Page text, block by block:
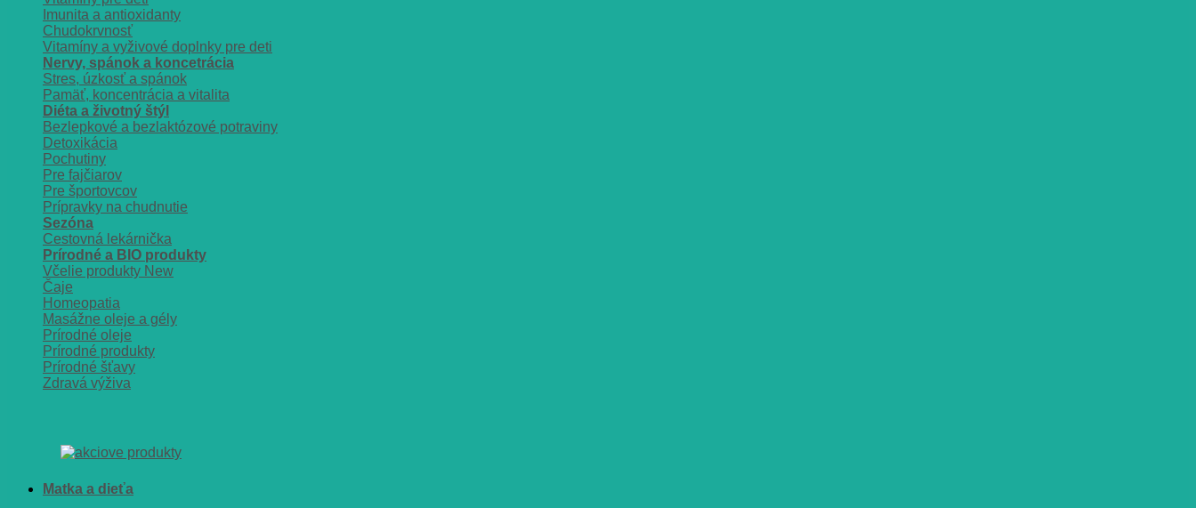
Imunita a antioxidanty
Chudokrvnosť
Vitamíny a vyživové doplnky pre deti
Nervy, spánok a koncetrácia
Stres, úzkosť a spánok
Pamäť, koncentrácia a vitalita
Diéta a životný štýl
Bezlepkové a bezlaktózové potraviny
Detoxikácia
Pochutiny
Pre fajčiarov
Pre športovcov
Prípravky na chudnutie
Sezóna
Cestovná lekárnička
Prírodné a BIO produkty
Včelie produkty
Čaje
Homeopatia
Masážne oleje a gély
Prírodné oleje
Prírodné produkty
Prírodné šťavy
Zdravá výživa
Matka a dieťa